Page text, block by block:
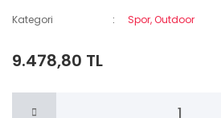
Kategori Spor, Outdoor
9.478,80 TL